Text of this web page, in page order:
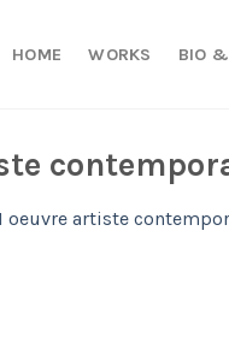
HOME WORKS BIO
artiste